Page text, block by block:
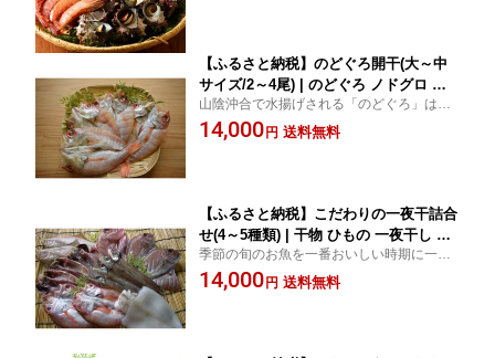
【ふるさと納税】のどぐろ開干(大～中
サイズ/2～4尾) | のどぐろ ノドグロ 赤
ムツ 干物 開き 一夜干し 魚干物 高級魚
脂のり 脂がのった 旨味 凝縮
山陰沖合で水揚げされる「のどぐろ」は脂
のりもよく、旨味もありとても美味！ ふる
さと納税 境港市 特産品 国産 干物
14,000 円 送料無料
【ふるさと納税】こだわりの一夜干詰合
せ(4～5種類) | 干物 ひもの 一夜干し 魚
干物 詰め合わせ セット 食べ比べ 海鮮
魚介 魚介類 旬 鮮魚 加工品
季節の旬のお魚を一番おいしい時期に一夜
干しにした厳選詰合わせセット！ ふるさと
納税 境港市 特産品 国産 干物
14,000 円 送料無料